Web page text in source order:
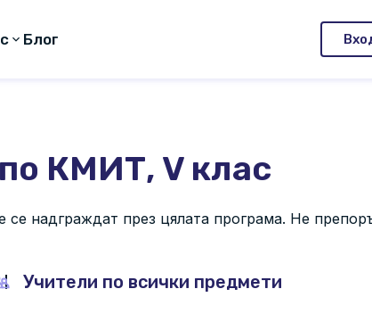
Блог
КМИТ, V клас
се надграждат през цялата програма. Не
Учители по всички предмети